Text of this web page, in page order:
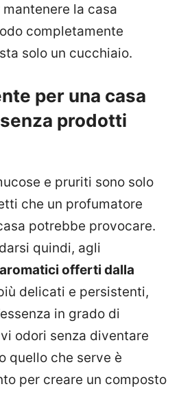
la casa
completamente
solo un cucchiaio.
per una casa
prodotti
e pruriti sono solo
che un profumatore
potrebbe provocare.
quindi, agli
offerti dalla
delicati e persistenti,
in grado di
odori senza diventare
quello che serve è
per creare un composto